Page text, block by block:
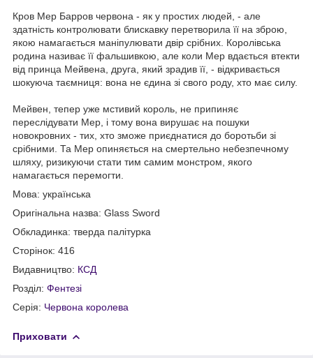
Кров Мер Барров червона - як у простих людей, - але
здатність контролювати блискавку перетворила її на зброю,
якою намагається маніпулювати двір срібних. Королівська
родина називає її фальшивкою, але коли Мер вдається втекти
від принца Мейвена, друга, який зрадив її, - відкривається
шокуюча таємниця: вона не єдина зі свого роду, хто має силу.
Мейвен, тепер уже мстивий король, не припиняє
переслідувати Мер, і тому вона вирушає на пошуки
новокровних - тих, хто зможе приєднатися до боротьби зі
срібними. Та Мер опиняється на смертельно небезпечному
шляху, ризикуючи стати тим самим монстром, якого
намагається перемогти.
Мова: українська
Оригінальна назва: Glass Sword
Обкладинка: тверда палітурка
Сторінок: 416
Видавництво: КСД
Розділ: Фентезі
Серія: Червона королева
Приховати